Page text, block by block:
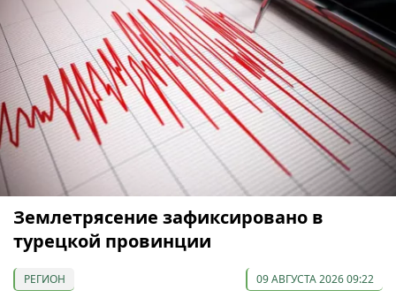
Землетрясение зафиксировано в
турецкой провинции
РЕГИОН 09 АВГУСТА 2026 09:22